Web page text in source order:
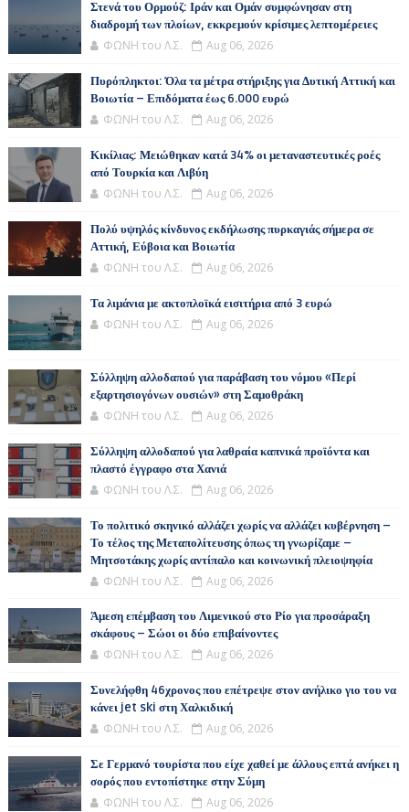
Στενά του Ορμούζ: Ιράν και Ομάν συμφώνησαν στη
διαδρομή των πλοίων, εκκρεμούν κρίσιμες λεπτομέρειες
ΦΩΝΗ του Λ.Σ. Aug 06, 2026
Πυρόπληκτοι: Όλα τα μέτρα στήριξης για Δυτική Αττική και
Βοιωτία – Επιδόματα έως 6.000 ευρώ
ΦΩΝΗ του Λ.Σ. Aug 06, 2026
Κικίλιας: Μειώθηκαν κατά 34% οι μεταναστευτικές ροές
από Τουρκία και Λιβύη
ΦΩΝΗ του Λ.Σ. Aug 06, 2026
Πολύ υψηλός κίνδυνος εκδήλωσης πυρκαγιάς σήμερα σε
Αττική, Εύβοια και Βοιωτία
ΦΩΝΗ του Λ.Σ. Aug 06, 2026
Τα λιμάνια με ακτοπλοϊκά εισιτήρια από 3 ευρώ
ΦΩΝΗ του Λ.Σ. Aug 06, 2026
Σύλληψη αλλοδαπού για παράβαση του νόμου «Περί
εξαρτησιογόνων ουσιών» στη Σαμοθράκη
ΦΩΝΗ του Λ.Σ. Aug 06, 2026
Σύλληψη αλλοδαπού για λαθραία καπνικά προϊόντα και
πλαστό έγγραφο στα Χανιά
ΦΩΝΗ του Λ.Σ. Aug 06, 2026
Το πολιτικό σκηνικό αλλάζει χωρίς να αλλάζει κυβέρνηση –
Το τέλος της Μεταπολίτευσης όπως τη γνωρίζαμε –
Μητσοτάκης χωρίς αντίπαλο και κοινωνική πλειοψηφία
ΦΩΝΗ του Λ.Σ. Aug 06, 2026
Άμεση επέμβαση του Λιμενικού στο Ρίο για προσάραξη
σκάφους – Σώοι οι δύο επιβαίνοντες
ΦΩΝΗ του Λ.Σ. Aug 06, 2026
Συνελήφθη 46χρονος που επέτρεψε στον ανήλικο γιο του να
κάνει jet ski στη Χαλκιδική
ΦΩΝΗ του Λ.Σ. Aug 06, 2026
Σε Γερμανό τουρίστα που είχε χαθεί με άλλους επτά ανήκει η
σορός που εντοπίστηκε στην Σύμη
ΦΩΝΗ του Λ.Σ. Aug 06, 2026